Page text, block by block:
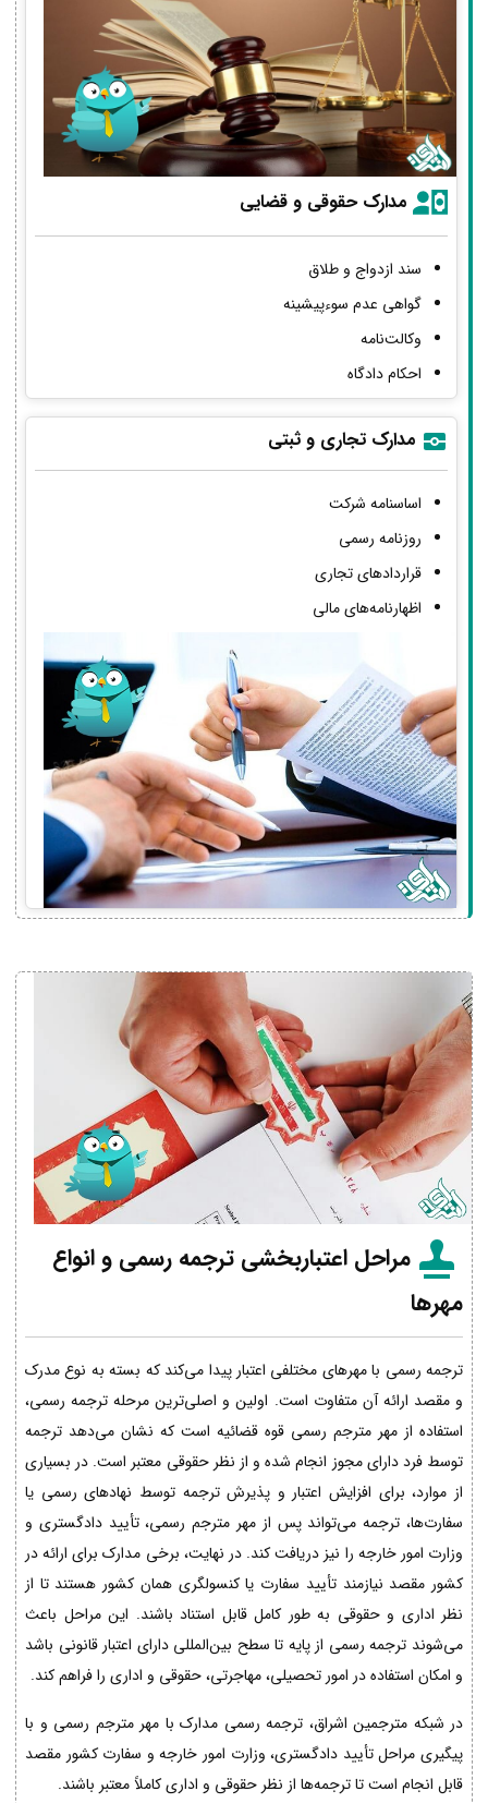
مدارک حقوقی و قضایی
سند ازدواج و طلاق
گواهی عدم سوءپیشینه
وکالت‌نامه
احکام دادگاه
مدارک تجاری و ثبتی
اساسنامه شرکت
روزنامه رسمی
قراردادهای تجاری
اظهارنامه‌های مالی
مراحل اعتباربخشی ترجمه رسمی و انواع
مهرها
ترجمه رسمی با مهرهای مختلفی اعتبار پیدا می‌کند که بسته به نوع مدرک
و مقصد ارائه آن متفاوت است. اولین و اصلی‌ترین مرحله ترجمه رسمی،
استفاده از مهر مترجم رسمی قوه قضائیه است که نشان می‌دهد ترجمه
توسط فرد دارای مجوز انجام شده و از نظر حقوقی معتبر است. در بسیاری
از موارد، برای افزایش اعتبار و پذیرش ترجمه توسط نهادهای رسمی یا
سفارت‌ها، ترجمه می‌تواند پس از مهر مترجم رسمی، تأیید دادگستری و
وزارت امور خارجه را نیز دریافت کند. در نهایت، برخی مدارک برای ارائه در
کشور مقصد نیازمند تأیید سفارت یا کنسولگری همان کشور هستند تا از
نظر اداری و حقوقی به طور کامل قابل استناد باشند. این مراحل باعث
می‌شوند ترجمه رسمی از پایه تا سطح بین‌المللی دارای اعتبار قانونی باشد
و امکان استفاده در امور تحصیلی، مهاجرتی، حقوقی و اداری را فراهم کند.
در شبکه مترجمین اشراق، ترجمه رسمی مدارک با مهر مترجم رسمی و با
پیگیری مراحل تأیید دادگستری، وزارت امور خارجه و سفارت کشور مقصد
قابل انجام است تا ترجمه‌ها از نظر حقوقی و اداری کاملاً معتبر باشند.